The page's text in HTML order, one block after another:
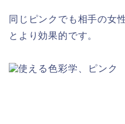
同じピンクでも相手の女
とより効果的です。